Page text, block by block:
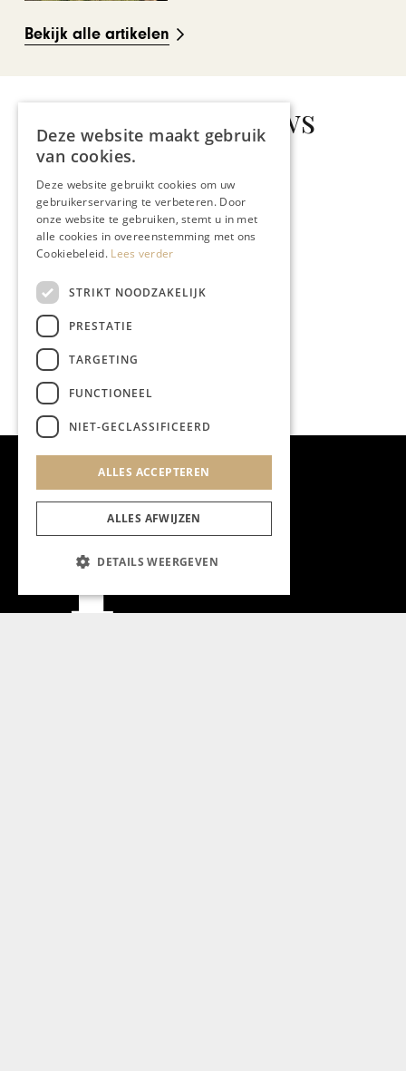
Bekijk alle artikelen
Gerelateerd nieuws
ONDERNEMEN & ECONOMIE
Wetenschap heerst in
Discovery Museum Kerkrade:
relevant museum
Deze website maakt gebruik
van cookies.
Deze website gebruikt cookies om uw
gebruikerservaring te verbeteren. Door
onze website te gebruiken, stemt u in met
alle cookies in overeenstemming met ons
Cookiebeleid. Lees verder
STRIKT NOODZAKELIJK
PRESTATIE
TARGETING
FUNCTIONEEL
NIET-GECLASSIFICEERD
ALLES ACCEPTEREN
ALLES AFWIJZEN
DETAILS WEERGEVEN